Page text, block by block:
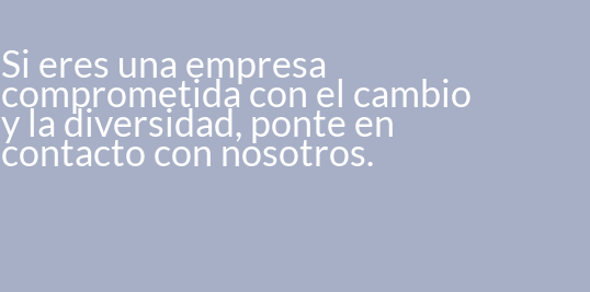
Si eres una empresa
comprometida con el cambio
y la diversidad, ponte en
contacto con nosotros.